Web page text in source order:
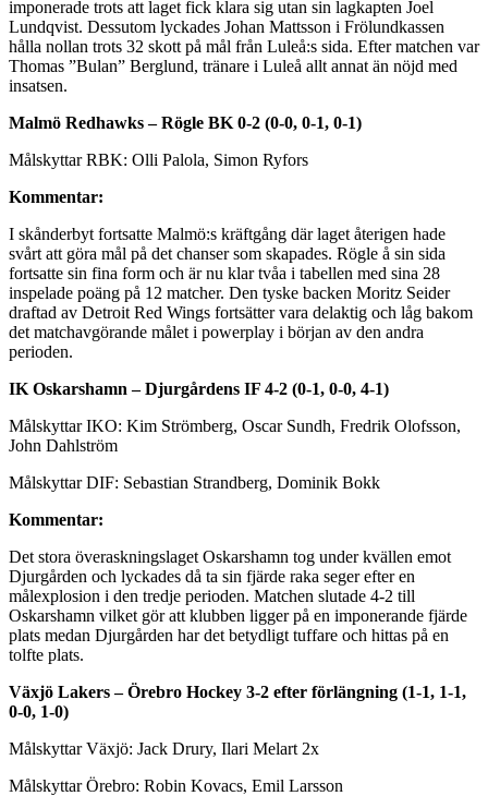
imponerade trots att laget fick klara sig utan sin lagkapten Joel
Lundqvist. Dessutom lyckades Johan Mattsson i Frölundkassen
hålla nollan trots 32 skott på mål från Luleå:s sida. Efter matchen var
Thomas ”Bulan” Berglund, tränare i Luleå allt annat än nöjd med
insatsen.
Malmö Redhawks – Rögle BK 0-2 (0-0, 0-1, 0-1)
Målskyttar RBK: Olli Palola, Simon Ryfors
Kommentar:
I skånderbyt fortsatte Malmö:s kräftgång där laget återigen hade
svårt att göra mål på det chanser som skapades. Rögle å sin sida
fortsatte sin fina form och är nu klar tvåa i tabellen med sina 28
inspelade poäng på 12 matcher. Den tyske backen Moritz Seider
draftad av Detroit Red Wings fortsätter vara delaktig och låg bakom
det matchavgörande målet i powerplay i början av den andra
perioden.
IK Oskarshamn – Djurgårdens IF 4-2 (0-1, 0-0, 4-1)
Målskyttar IKO: Kim Strömberg, Oscar Sundh, Fredrik Olofsson,
John Dahlström
Målskyttar DIF: Sebastian Strandberg, Dominik Bokk
Kommentar:
Det stora överaskningslaget Oskarshamn tog under kvällen emot
Djurgården och lyckades då ta sin fjärde raka seger efter en
målexplosion i den tredje perioden. Matchen slutade 4-2 till
Oskarshamn vilket gör att klubben ligger på en imponerande fjärde
plats medan Djurgården har det betydligt tuffare och hittas på en
tolfte plats.
Växjö Lakers – Örebro Hockey 3-2 efter förlängning (1-1, 1-1,
0-0, 1-0)
Målskyttar Växjö: Jack Drury, Ilari Melart 2x
Målskyttar Örebro: Robin Kovacs, Emil Larsson